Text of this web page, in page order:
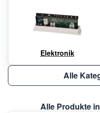
Elektronik
Alle
Alle Produkte